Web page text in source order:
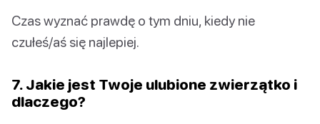
Czas wyznać prawdę o tym dniu, kiedy nie
czułeś/aś się najlepiej.
7. Jakie jest Twoje ulubione zwierzątko i
dlaczego?